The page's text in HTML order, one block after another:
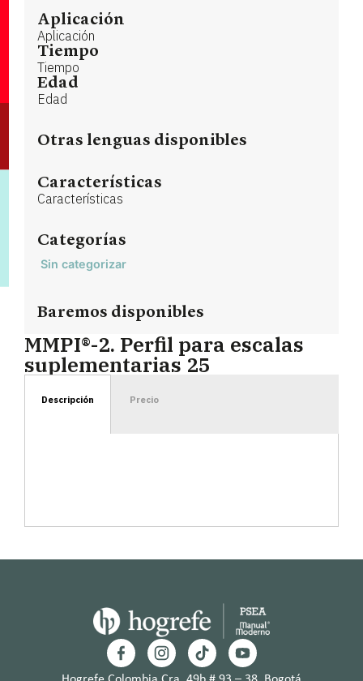
Aplicación
Aplicación
Tiempo
Tiempo
Edad
Edad
Otras lenguas disponibles
Características
Características
Categorías
Sin categorizar
Baremos disponibles
MMPI®-2. Perfil para escalas
suplementarias 25
Descripción Precio